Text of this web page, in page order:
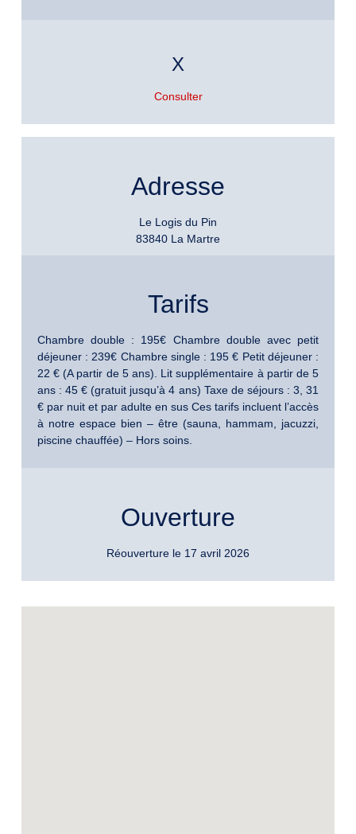
X
Consulter
Adresse
Le Logis du Pin
83840 La Martre
Tarifs
Chambre double : 195€ Chambre double avec petit
déjeuner : 239€ Chambre single : 195 € Petit déjeuner :
22 € (A partir de 5 ans). Lit supplémentaire à partir de 5
ans : 45 € (gratuit jusqu’à 4 ans) Taxe de séjours : 3, 31
€ par nuit et par adulte en sus Ces tarifs incluent l’accès
à notre espace bien – être (sauna, hammam, jacuzzi,
piscine chauffée) – Hors soins.
Ouverture
Réouverture le 17 avril 2026